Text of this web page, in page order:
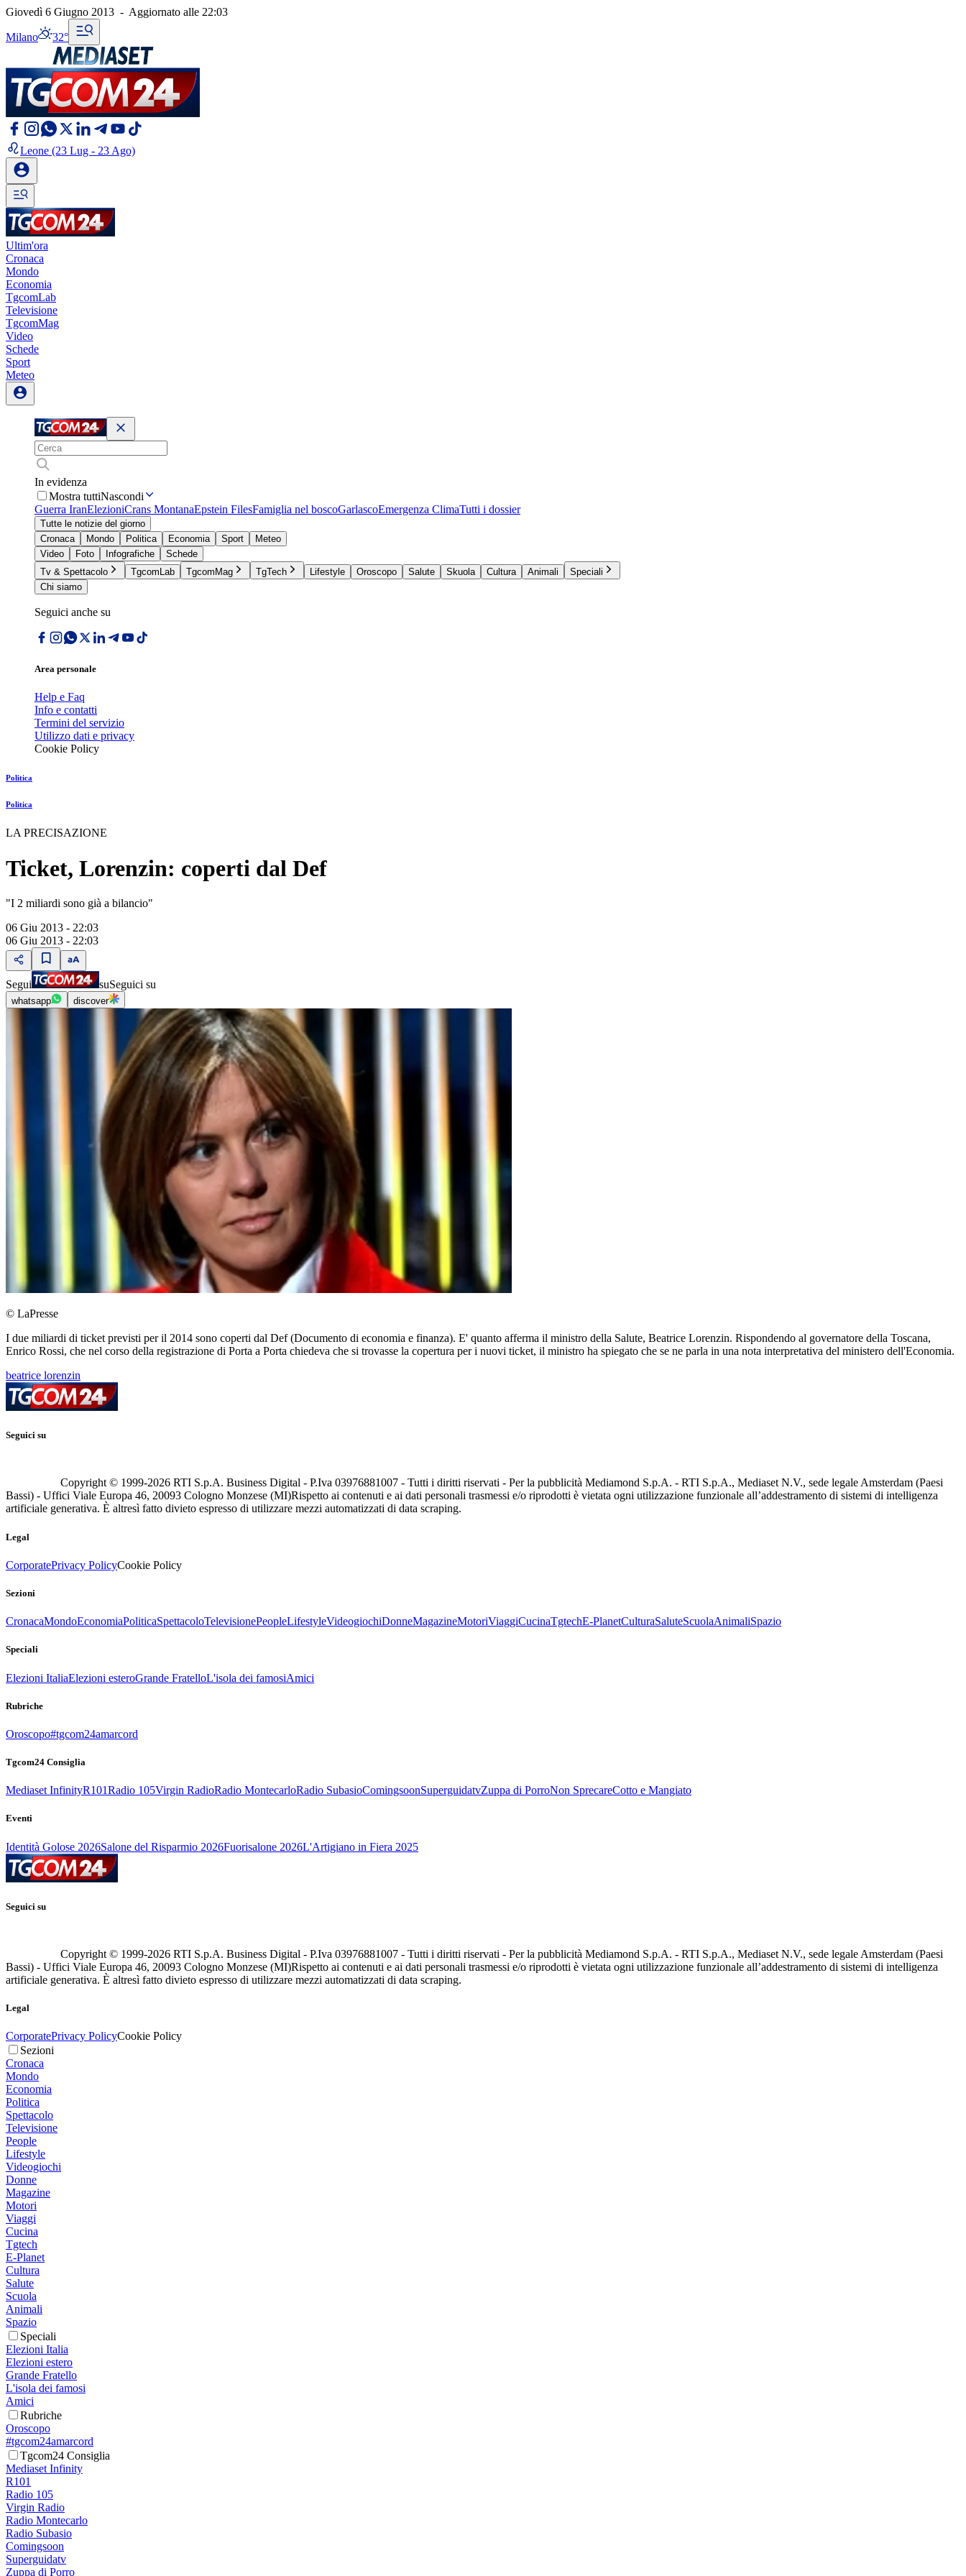
Giovedì 6 Giugno 2013 - Aggiornato alle 22:03
Milano 32°
Leone (23 Lug - 23 Ago)
Ultim'ora
Cronaca
Mondo
Economia
TgcomLab
Televisione
TgcomMag
Video
Schede
Sport
Meteo
In evidenza
Mostra tuttiNascondi
Guerra IranElezioniCrans MontanaEpstein FilesFamiglia nel boscoGarlascoEmergenza ClimaTutti i dossier
Tutte le notizie del giorno
Cronaca
Mondo Politica Economia Sport
Meteo
Video
Foto Infografiche
Schede
Tv & Spettacolo
TgcomLab TgcomMag TgTech Lifestyle Oroscopo Salute Skuola Cultura Animali
Speciali
Chi siamo
Seguici anche su
Area personale
Help e Faq
Info e contatti
Termini del servizio
Utilizzo dati e privacy
Cookie Policy
Politica
Politica
LA PRECISAZIONE
Ticket, Lorenzin: coperti dal Def
"I 2 miliardi sono già a bilancio"
06 Giu 2013 - 22:03
06 Giu 2013 - 22:03
Segui suSeguici su
whatsapp discover
© LaPresse
I due miliardi di ticket previsti per il 2014 sono coperti dal Def (Documento di economia e finanza). E' quanto afferma il ministro della Salute, Beatrice Lorenzin. Rispondendo al governatore della Toscana,
Enrico Rossi, che nel corso della registrazione di Porta a Porta chiedeva che si trovasse la copertura per i nuovi ticket, il ministro ha spiegato che se ne parla in una nota interpretativa del ministero dell'Economia.
beatrice lorenzin
Seguici su
Copyright © 1999-2026 RTI S.p.A. Business Digital - P.Iva 03976881007 - Tutti i diritti riservati - Per la pubblicità Mediamond S.p.A. - RTI S.p.A., Mediaset N.V., sede legale Amsterdam (Paesi
Bassi) - Uffici Viale Europa 46, 20093 Cologno Monzese (MI)Rispetto ai contenuti e ai dati personali trasmessi e/o riprodotti è vietata ogni utilizzazione funzionale all’addestramento di sistemi di intelligenza
artificiale generativa. È altresì fatto divieto espresso di utilizzare mezzi automatizzati di data scraping.
Legal
CorporatePrivacy PolicyCookie Policy
Sezioni
CronacaMondoEconomiaPoliticaSpettacoloTelevisionePeopleLifestyleVideogiochiDonneMagazineMotoriViaggiCucinaTgtechE-PlanetCulturaSaluteScuolaAnimaliSpazio
Speciali
Elezioni ItaliaElezioni esteroGrande FratelloL'isola dei famosiAmici
Rubriche
Oroscopo#tgcom24amarcord
Tgcom24 Consiglia
Mediaset InfinityR101Radio 105Virgin RadioRadio MontecarloRadio SubasioComingsoonSuperguidatvZuppa di PorroNon SprecareCotto e Mangiato
Eventi
Identità Golose 2026Salone del Risparmio 2026Fuorisalone 2026L'Artigiano in Fiera 2025
Seguici su
Copyright © 1999-2026 RTI S.p.A. Business Digital - P.Iva 03976881007 - Tutti i diritti riservati - Per la pubblicità Mediamond S.p.A. - RTI S.p.A., Mediaset N.V., sede legale Amsterdam (Paesi
Bassi) - Uffici Viale Europa 46, 20093 Cologno Monzese (MI)Rispetto ai contenuti e ai dati personali trasmessi e/o riprodotti è vietata ogni utilizzazione funzionale all’addestramento di sistemi di intelligenza
artificiale generativa. È altresì fatto divieto espresso di utilizzare mezzi automatizzati di data scraping.
Legal
CorporatePrivacy PolicyCookie Policy
Sezioni
Cronaca
Mondo
Economia
Politica
Spettacolo
Televisione
People
Lifestyle
Videogiochi
Donne
Magazine
Motori
Viaggi
Cucina
Tgtech
E-Planet
Cultura
Salute
Scuola
Animali
Spazio
Speciali
Elezioni Italia
Elezioni estero
Grande Fratello
L'isola dei famosi
Amici
Rubriche
Oroscopo
#tgcom24amarcord
Tgcom24 Consiglia
Mediaset Infinity
R101
Radio 105
Virgin Radio
Radio Montecarlo
Radio Subasio
Comingsoon
Superguidatv
Zuppa di Porro